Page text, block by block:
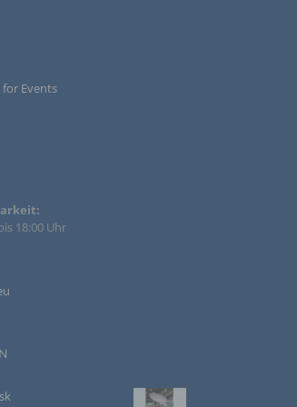
Events
18:00 Uhr